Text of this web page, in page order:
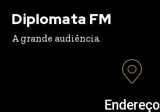
Diplomata FM
A grande audiência.
Endereço